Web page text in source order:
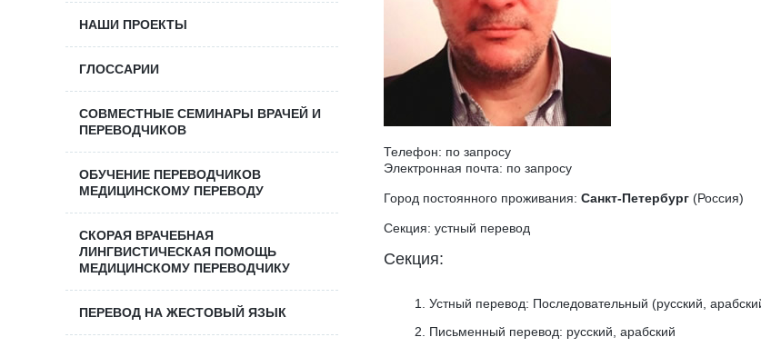
Телефон: по запросу
Электронная почта: по запросу
Город постоянного проживания: Санкт-Петербург (Россия)
Секция: устный перевод
Секция:
Устный перевод: Последовательный (русский,
Письменный перевод: русский, арабский
НАШИ ПРОЕКТЫ
ГЛОССАРИИ
СОВМЕСТНЫЕ СЕМИНАРЫ ВРАЧЕЙ И
ПЕРЕВОДЧИКОВ
ОБУЧЕНИЕ ПЕРЕВОДЧИКОВ
МЕДИЦИНСКОМУ ПЕРЕВОДУ
СКОРАЯ ВРАЧЕБНАЯ
ЛИНГВИСТИЧЕСКАЯ ПОМОЩЬ
МЕДИЦИНСКОМУ ПЕРЕВОДЧИКУ
ПЕРЕВОД НА ЖЕСТОВЫЙ ЯЗЫК